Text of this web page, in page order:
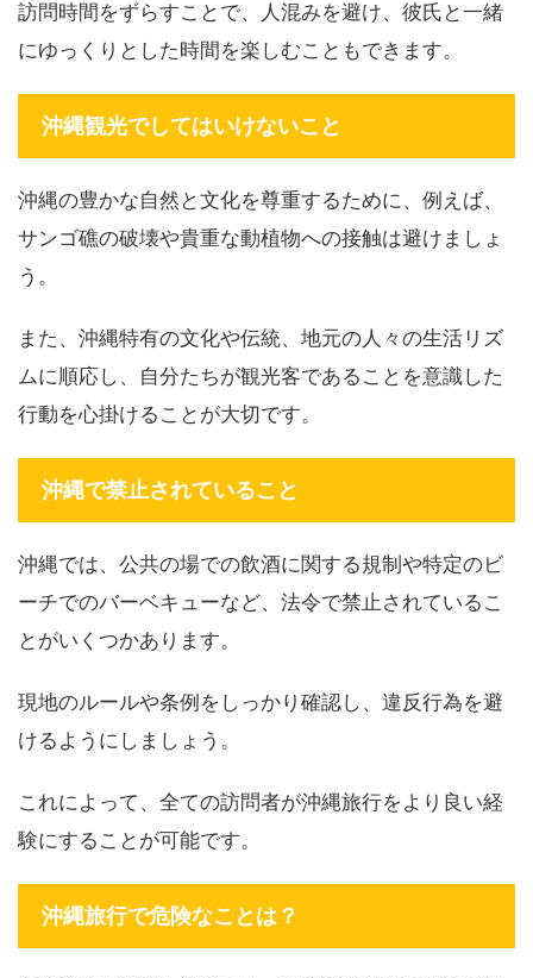
訪問時間をずらすことで、人混みを避け、彼氏と一緒
にゆっくりとした時間を楽しむこともできます。
沖縄観光でしてはいけないこと
沖縄の豊かな自然と文化を尊重するために、例えば、
サンゴ礁の破壊や貴重な動植物への接触は避けましょ
う。
また、沖縄特有の文化や伝統、地元の人々の生活リズ
ムに順応し、自分たちが観光客であることを意識した
行動を心掛けることが大切です。
沖縄で禁止されていること
沖縄では、公共の場での飲酒に関する規制や特定のビ
ーチでのバーベキューなど、法令で禁止されているこ
とがいくつかあります。
現地のルールや条例をしっかり確認し、違反行為を避
けるようにしましょう。
これによって、全ての訪問者が沖縄旅行をより良い経
験にすることが可能です。
沖縄旅行で危険なことは？